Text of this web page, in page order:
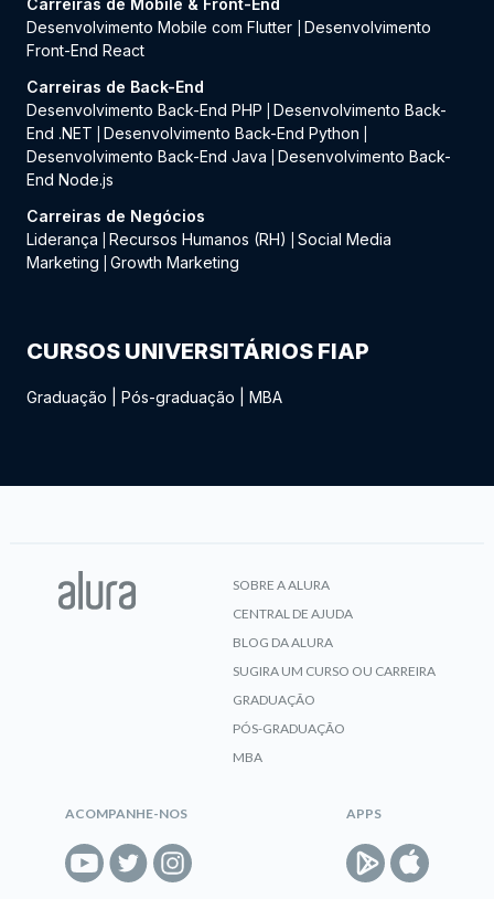
Carreiras de Mobile & Front-End
Desenvolvimento Mobile com Flutter
Desenvolvimento
Front-End React
Carreiras de Back-End
Desenvolvimento Back-End PHP
Desenvolvimento Back-
End .NET
Desenvolvimento Back-End Python
Desenvolvimento Back-End Java
Desenvolvimento Back-
End Node.js
Carreiras de Negócios
Liderança
Recursos Humanos (RH)
Social Media
Marketing
Growth Marketing
CURSOS UNIVERSITÁRIOS FIAP
Graduação Pós-graduação MBA
SOBRE A ALURA
CENTRAL DE AJUDA
BLOG DA ALURA
SUGIRA UM CURSO OU CARREIRA
GRADUAÇÃO
PÓS-GRADUAÇÃO
MBA
ACOMPANHE-NOS APPS